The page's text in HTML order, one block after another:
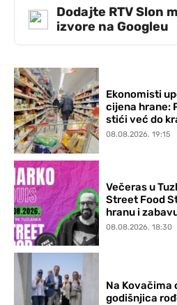
Dodajte RTV Slon
izvore na Googleu
Ekonomisti
cijena hrane:
stići već do
08.08.2026. 19:15
Večeras u
Street Food
hranu i
08.08.2026. 18:30
Na Kovačima
godišnjica